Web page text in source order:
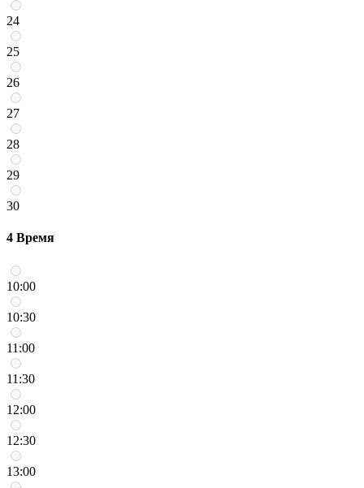
24
25
26
27
28
29
30
4 Время
10:00
10:30
11:00
11:30
12:00
12:30
13:00